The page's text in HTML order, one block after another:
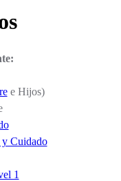
e Hijos)
y Cuidado
1